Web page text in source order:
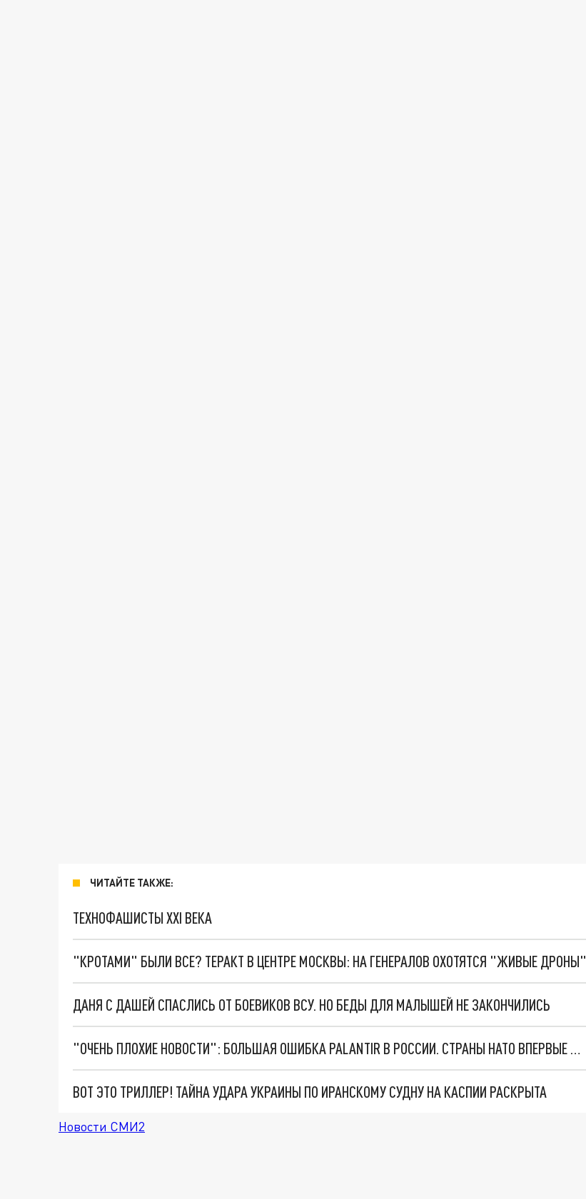
ЧИТАЙТЕ ТАКЖЕ:
ТЕХНОФАШИСТЫ XXI ВЕКА
"КРОТАМИ" БЫЛИ ВСЕ? ТЕРАКТ В ЦЕНТРЕ МОСКВЫ: НА ГЕНЕРАЛОВ ОХОТЯТСЯ "ЖИВЫЕ ДРОНЫ"
ДАНЯ С ДАШЕЙ СПАСЛИСЬ ОТ БОЕВИКОВ ВСУ. НО БЕДЫ ДЛЯ МАЛЫШЕЙ НЕ ЗАКОНЧИЛИСЬ
"ОЧЕНЬ ПЛОХИЕ НОВОСТИ": БОЛЬШАЯ ОШИБКА PALANTIR В РОССИИ. СТРАНЫ НАТО ВПЕРВЫЕ ЗА СВО ОСТАНОВИЛИ ПОСТАВКИ ОРУЖИЯ. ВСУ ТЕРЯЮТ ПРИГРАНИЧЬЕ?
ВОТ ЭТО ТРИЛЛЕР! ТАЙНА УДАРА УКРАИНЫ ПО ИРАНСКОМУ СУДНУ НА КАСПИИ РАСКРЫТА
Новости СМИ2